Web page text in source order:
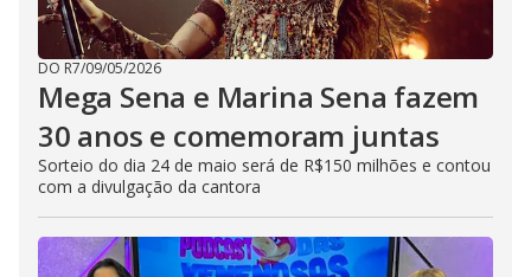
DO R7/09/05/2026
Mega Sena e Marina Sena fazem
30 anos e comemoram juntas
Sorteio do dia 24 de maio será de R$150 milhões e contou
com a divulgação da cantora